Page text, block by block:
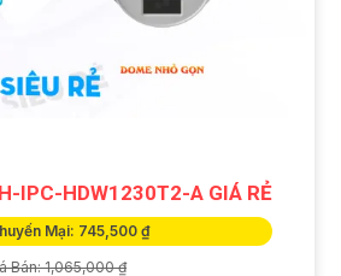
IPC-HDW1230T2-A GIÁ RẺ
Mại: 745,500 ₫
Bán: 1,065,000 ₫